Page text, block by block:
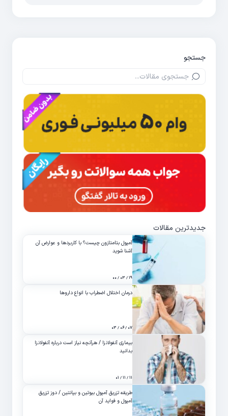
جستجو
جدیدترین مقالات
آمپول بتامتازون چیست؟ با کاربردها و عوارض آن
آشنا شوید
۱۹ / ۰۳ / ۰۰
درمان اختلال اضطراب با انواع داروها
۰۷ / ۰۶ / ۰۳
بیماری آنفولانزا / هرآنچه نیاز است درباره آنفولانزا
بدانید
۱۱ / ۱۱ / ۰۱
طریقه تزریق آمپول بیوتین و بپانتین / دوز تزریق
آمپول و فواید آن